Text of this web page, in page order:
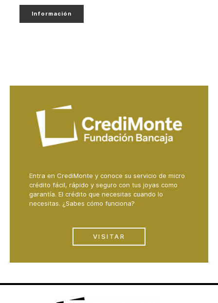
Información
Entra en CrediMonte y conoce su servicio de micro
crédito fácil, rápido y seguro con tus joyas como
garantía. El crédito que necesitas cuando lo
necesitas. ¿Sabes cómo funciona?
VISITAR